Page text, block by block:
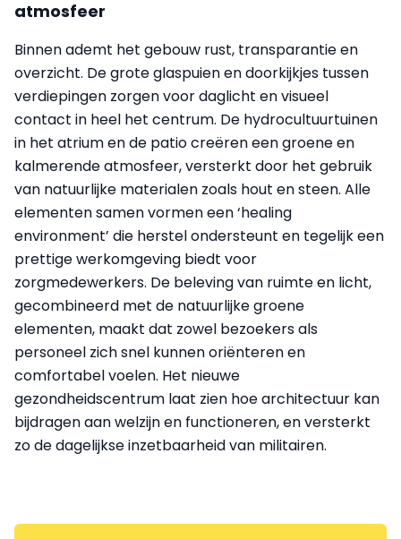
atmosfeer
Binnen ademt het gebouw rust, transparantie en
overzicht. De grote glaspuien en doorkijkjes tussen
verdiepingen zorgen voor daglicht en visueel
contact in heel het centrum. De hydrocultuurtuinen
in het atrium en de patio creëren een groene en
kalmerende atmosfeer, versterkt door het gebruik
van natuurlijke materialen zoals hout en steen. Alle
elementen samen vormen een ‘healing
environment’ die herstel ondersteunt en tegelijk een
prettige werkomgeving biedt voor
zorgmedewerkers. De beleving van ruimte en licht,
gecombineerd met de natuurlijke groene
elementen, maakt dat zowel bezoekers als
personeel zich snel kunnen oriënteren en
comfortabel voelen. Het nieuwe
gezondheidscentrum laat zien hoe architectuur kan
bijdragen aan welzijn en functioneren, en versterkt
zo de dagelijkse inzetbaarheid van militairen.